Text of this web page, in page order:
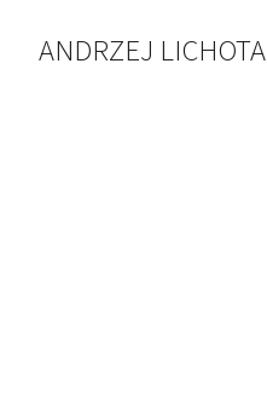
ANDRZEJ LICHOTA